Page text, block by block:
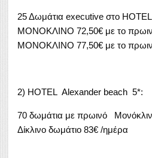
25 Δωμάτια executive στο
ΜΟΝΟΚΛΙΝΟ 72,50€ με το
ΜΟΝΟΚΛΙΝΟ 77,50€ με το
2) HOTEL Alexander beach 5*:
70 δωμάτια με πρωινό
Δίκλινο δωμάτιο 83€ /ημέρα